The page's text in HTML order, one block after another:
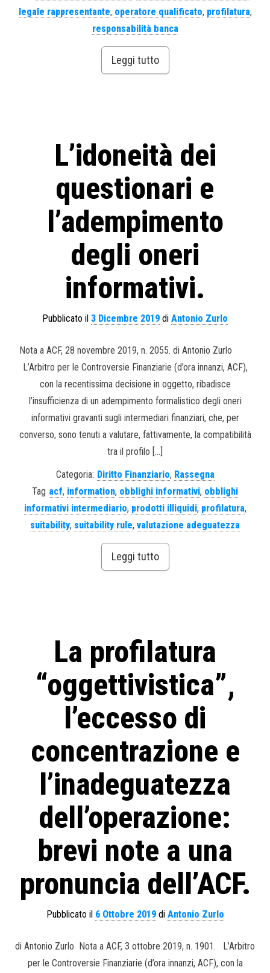
legale rappresentante, operatore qualificato, profilatura,
responsabilità banca
Leggi tutto
L’idoneità dei
questionari e
l’adempimento
degli oneri
informativi.
Pubblicato il 3 Dicembre 2019 di Antonio Zurlo
Nota a ACF, 28 novembre 2019, n. 2055. di Antonio Zurlo
L’Arbitro per le Controversie Finanziarie (d’ora innanzi, ACF),
con la recentissima decisione in oggetto, ribadisce
l’insufficienza di un adempimento formalistico degli oneri
informativi gravanti sugli intermediari finanziari, che, per
converso, sono tenuti a valutare, fattivamente, la compatibilità
tra il profilo […]
Categoria: Diritto Finanziario, Rassegna
Tag acf, information, obblighi informativi, obblighi
informativi intermediario, prodotti illiquidi, profilatura,
suitability, suitability rule, valutazione adeguatezza
Leggi tutto
La profilatura
“oggettivistica”,
l’eccesso di
concentrazione e
l’inadeguatezza
dell’operazione:
brevi note a una
pronuncia dell’ACF.
Pubblicato il 6 Ottobre 2019di Antonio Zurlo
di Antonio Zurlo Nota a ACF, 3 ottobre 2019, n. 1901. L’Arbitro
per le Controversie Finanziarie (d’ora innanzi, ACF), con la